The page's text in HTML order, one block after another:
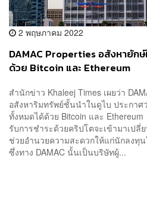
2 พฤษภาคม 2022
DAMAC Properties อสังหายักษ์
ด้วย Bitcoin และ Ethereum
สำนักข่าว Khaleej Times เผยว่า
อสังหาริมทรัพย์ชั้นนำในดูไบ ประกาศ
ทั้งหมดได้ด้วย Bitcoin และ
รับการชำระด้วยคริปโตจะเข้ามาเปลี่
ช่วยอำนวยความสะดวกให้แก่นักลงทุ
ซึ่งทาง DAMAC นั้นเป็นบริษัทผู้...